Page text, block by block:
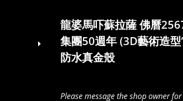
龍婆馬吓蘇拉薩 佛曆
集團50週年 (3D藝術造型
防水真金殼
Please message the shop owner